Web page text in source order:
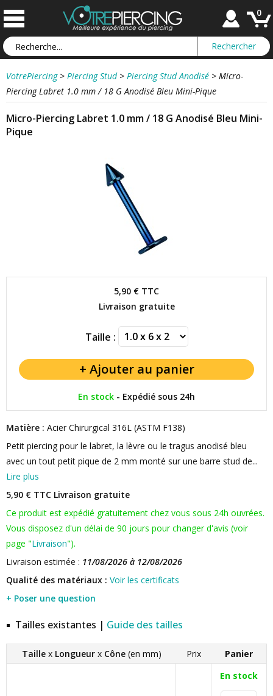
0
VotrePiercing > Piercing Stud > Piercing Stud Anodisé > Micro-
Piercing Labret 1.0 mm / 18 G Anodisé Bleu Mini-Pique
Micro-Piercing Labret 1.0 mm / 18 G Anodisé Bleu Mini-
Pique
5,90 € TTC
Livraison gratuite
Taille :
En stock - Expédié sous 24h
Matière : Acier Chirurgical 316L (ASTM F138)
Petit piercing pour le labret, la lèvre ou le tragus anodisé bleu
avec un tout petit pique de 2 mm monté sur une barre stud de...
Lire plus
5,90 € TTC Livraison gratuite
Ce produit est expédié gratuitement chez vous sous 24h ouvrées.
Vous disposez d'un délai de 90 jours pour changer d'avis (voir
page "Livraison").
Livraison estimée : 11/08/2026 à 12/08/2026
Qualité des matériaux : Voir les certificats
+ Poser une question
Tailles existantes | Guide des tailles
Taillex Longueurx Cône(en mm) Prix Panier
En stock